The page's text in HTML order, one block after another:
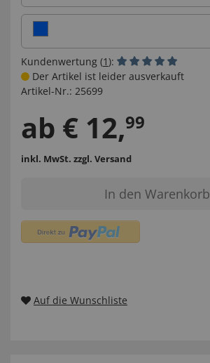
Kundenwertung (1):
Der Artikel ist leider ausverkauft
Artikel-Nr.: 25699
ab € 12,99
inkl. MwSt. zzgl. Versand
In den Warenkorb
Auf die Wunschliste